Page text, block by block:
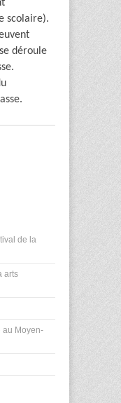
scolaire).
déroule
de la
arts
au Moyen-